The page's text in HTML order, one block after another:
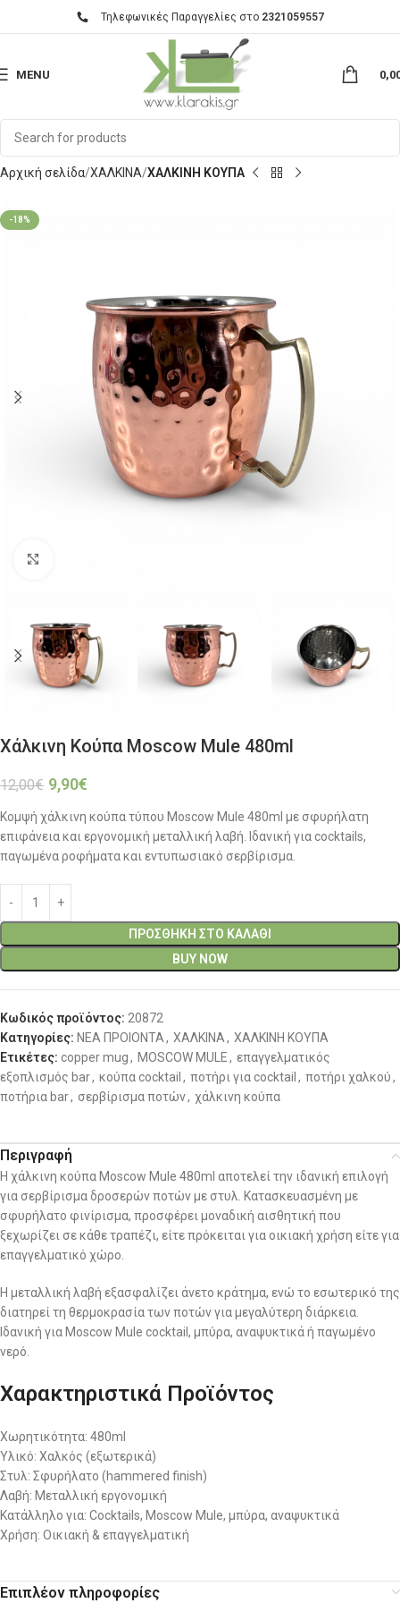
Τηλεφωνικές Παραγγελίες στο 2321059557
MENU
Αρχική σελίδα ΧΑΛΚΙΝΑ ΧΑΛΚΙΝΗ ΚΟΥΠΑ
-18%
Χάλκινη Κούπα Moscow Mule 480ml
12,00€ 9,90€
Κομψή χάλκινη κούπα τύπου Moscow Mule 480ml με σφυρήλατη
επιφάνεια και εργονομική μεταλλική λαβή. Ιδανική για cocktails,
παγωμένα ροφήματα και εντυπωσιακό σερβίρισμα.
ΠΡΟΣΘΉΚΗ ΣΤΟ ΚΑΛΆΘΙ
BUY NOW
Κωδικός προϊόντος: 20872
Κατηγορίες: ΝΕΑ ΠΡΟΙΟΝΤΑ, ΧΑΛΚΙΝΑ, ΧΑΛΚΙΝΗ ΚΟΥΠΑ
Ετικέτες: copper mug, MOSCOW MULE, επαγγελματικός
εξοπλισμός bar, κούπα cocktail , ποτήρι για cocktail , ποτήρι χαλκού,
ποτήρια bar, σερβίρισμα ποτών, χάλκινη κούπα
Περιγραφή
Η χάλκινη κούπα Moscow Mule 480ml αποτελεί την ιδανική επιλογή
για σερβίρισμα δροσερών ποτών με στυλ. Κατασκευασμένη με
σφυρήλατο φινίρισμα, προσφέρει μοναδική αισθητική που
ξεχωρίζει σε κάθε τραπέζι, είτε πρόκειται για οικιακή χρήση είτε για
επαγγελματικό χώρο.
Η μεταλλική λαβή εξασφαλίζει άνετο κράτημα, ενώ το εσωτερικό της
διατηρεί τη θερμοκρασία των ποτών για μεγαλύτερη διάρκεια.
Ιδανική για Moscow Mule cocktail, μπύρα, αναψυκτικά ή παγωμένο
νερό.
Χαρακτηριστικά Προϊόντος
Χωρητικότητα: 480ml
Υλικό: Χαλκός (εξωτερικά)
Στυλ: Σφυρήλατο (hammered finish)
Λαβή: Μεταλλική εργονομική
Κατάλληλο για: Cocktails, Moscow Mule, μπύρα, αναψυκτικά
Χρήση: Οικιακή & επαγγελματική
Επιπλέον πληροφορίες